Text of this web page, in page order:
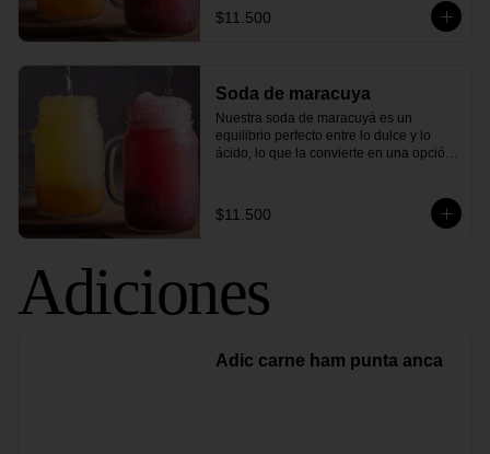
una sensación de frescura y
satisfacción, ideal para acompañar
$11.500
Soda de maracuya
Nuestra soda de maracuyá es un
equilibrio perfecto entre lo dulce y lo
ácido, lo que la convierte en una opción
mezcla armoniosamente con las
burbujas que dan vida a esta bebida,
$11.500
Adiciones
Adic carne ham punta anca